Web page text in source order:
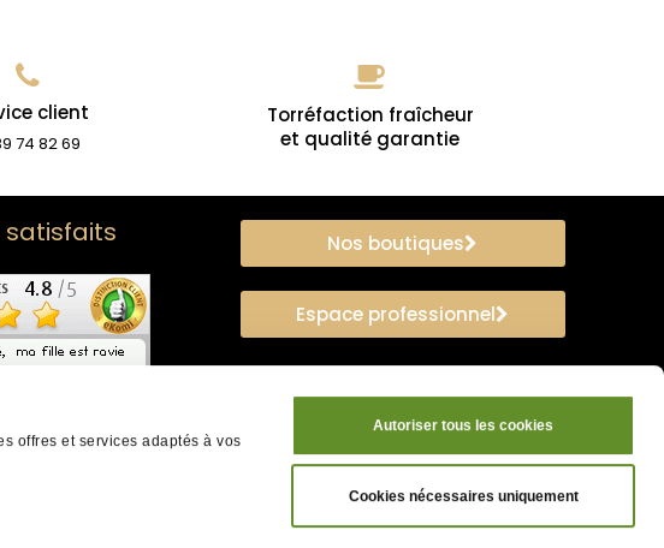
offres et services adaptés à vos
Autoriser tous les cookies
Cookies nécessaires uniquement
client
74 82 69
Torréfaction fraîcheur
et qualité garantie
satisfaits Nos boutiques
Espace professionnel